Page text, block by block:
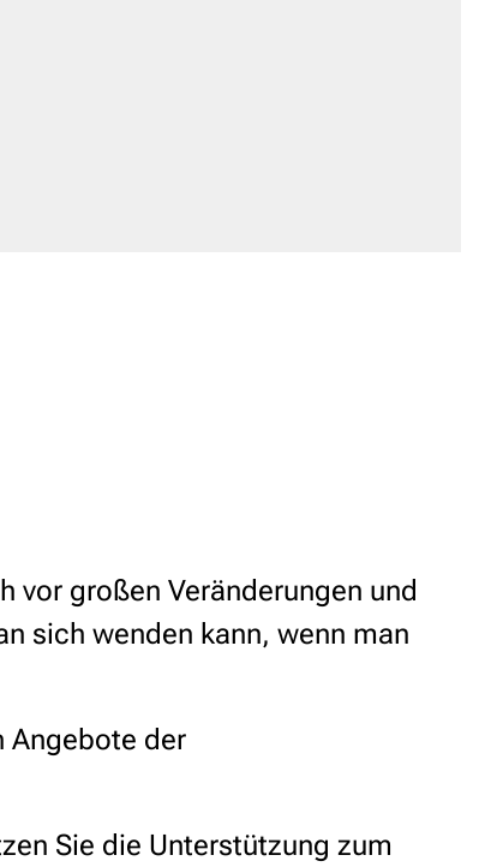
vor großen Veränderungen und
sich wenden kann, wenn man
Angebote der
Sie die Unterstützung zum